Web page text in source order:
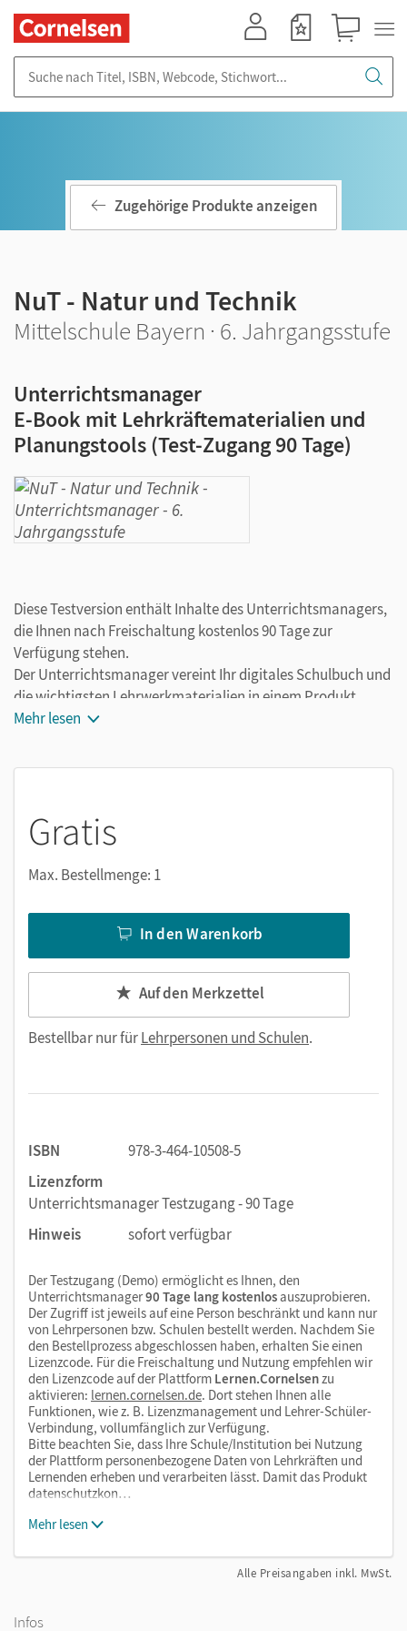
Zugehörige Produkte anzeigen
NuT - Natur und Technik
Mittelschule Bayern · 6. Jahrgangsstufe
Unterrichtsmanager
E-Book mit Lehrkräftematerialien und
Planungstools (Test-Zugang 90 Tage)
Diese Testversion enthält Inhalte des Unterrichtsmanagers,
die Ihnen nach Freischaltung kostenlos 90 Tage zur
Verfügung stehen.
Der Unterrichtsmanager vereint Ihr digitales Schulbuch und
die wichtigsten Lehrwerkmaterialien in einem Produkt.
Ergänzt um hilfreiche Planungstools, vereinfacht er Ihre
Mehr lesen
Gratis
Max. Bestellmenge: 1
In den Warenkorb
Auf den Merkzettel
Bestellbar nur fürLehrpersonen und Schulen.
ISBN
978-3-464-10508-5
Lizenzform
Unterrichtsmanager Testzugang - 90 Tage
Hinweis
sofort verfügbar
Der Testzugang (Demo) ermöglicht es Ihnen, den
Unterrichtsmanager90 Tage lang kostenlosauszuprobieren.
Der Zugriff ist jeweils auf eine Person beschränkt und kann nur
von Lehrpersonen bzw. Schulen bestellt werden. Nachdem Sie
den Bestellprozess abgeschlossen haben, erhalten Sie einen
Lizenzcode. Für die Freischaltung und Nutzung empfehlen wir
den Lizenzcode auf der Plattform Lernen.Cornelsenzu
aktivieren: lernen.cornelsen.de. Dort stehen Ihnen alle
Funktionen, wie z. B. Lizenzmanagement und Lehrer-Schüler-
Verbindung, vollumfänglich zur Verfügung.
Bitte beachten Sie, dass Ihre Schule/Institution bei Nutzung
der Plattform personenbezogene Daten von Lehrkräften und
Lernenden erheben und verarbeiten lässt. Damit das Produkt
datenschutzkon…
Mehr lesen
Alle Preisangaben inkl. MwSt.
Infos